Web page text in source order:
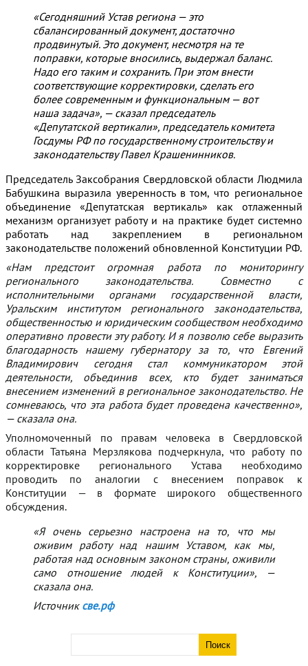
«Сегодняшний Устав региона — это
сбалансированный документ, достаточно
продвинутый. Это документ, несмотря на те
поправки, которые вносились, выдержал баланс.
Надо его таким и сохранить. При этом внести
соответствующие корректировки, сделать его
более современным и функциональным — вот
наша задача», — сказал председатель
«Депутатской вертикали», председатель комитета
Госдумы РФ по государственному строительству и
законодательству Павел Крашенинников.
Председатель Заксобрания Свердловской области Людмила
Бабушкина выразила уверенность в том, что региональное
объединение «Депутатская вертикаль» как отлаженный
механизм организует работу и на практике будет системно
работать над закреплением в региональном
законодательстве положений обновленной Конституции РФ.
«Нам предстоит огромная работа по мониторингу
регионального законодательства. Совместно с
исполнительными органами государственной власти,
Уральским институтом регионального законодательства,
общественностью и юридическим сообществом необходимо
оперативно провести эту работу. И я позволю себе выразить
благодарность нашему губернатору за то, что Евгений
Владимирович сегодня стал коммуникатором этой
деятельности, объединив всех, кто будет заниматься
внесением изменений в региональное законодательство. Не
сомневаюсь, что эта работа будет проведена качественно»,
— сказала она.
Уполномоченный по правам человека в Свердловской
области Татьяна Мерзлякова подчеркнула, что работу по
корректировке регионального Устава необходимо
проводить по аналогии с внесением поправок к
Конституции — в формате широкого общественного
обсуждения.
«Я очень серьезно настроена на то, что мы
оживим работу над нашим Уставом, как мы,
работая над основным законом страны, оживили
само отношение людей к Конституции», —
сказала она.
Источник све.рф